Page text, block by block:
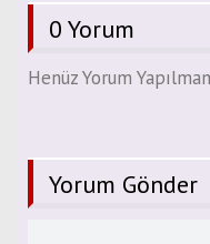
0 Yorum
Henüz Yorum
Yorum Gönder